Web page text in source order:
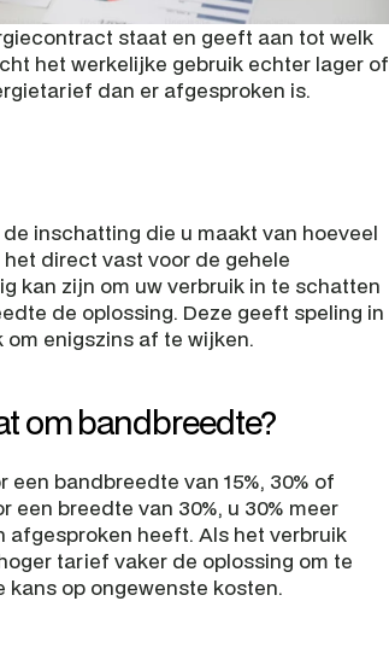
staat en geeft aan tot welk
het werkelijke gebruik echter lager of
dan er afgesproken is.
inschatting die u maakt van hoeveel
kan zijn om uw verbruik in te schatten
de oplossing. Deze geeft speling in
enigszins af te wijken.
om bandbreedte?
bandbreedte van 15%, 30% of
breedte van 30%, u 30% meer
afgesproken heeft. Als het verbruik
tarief vaker de oplossing om te
op ongewenste kosten.